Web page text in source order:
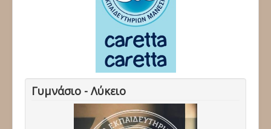
Γυμνάσιο - Λύκειο